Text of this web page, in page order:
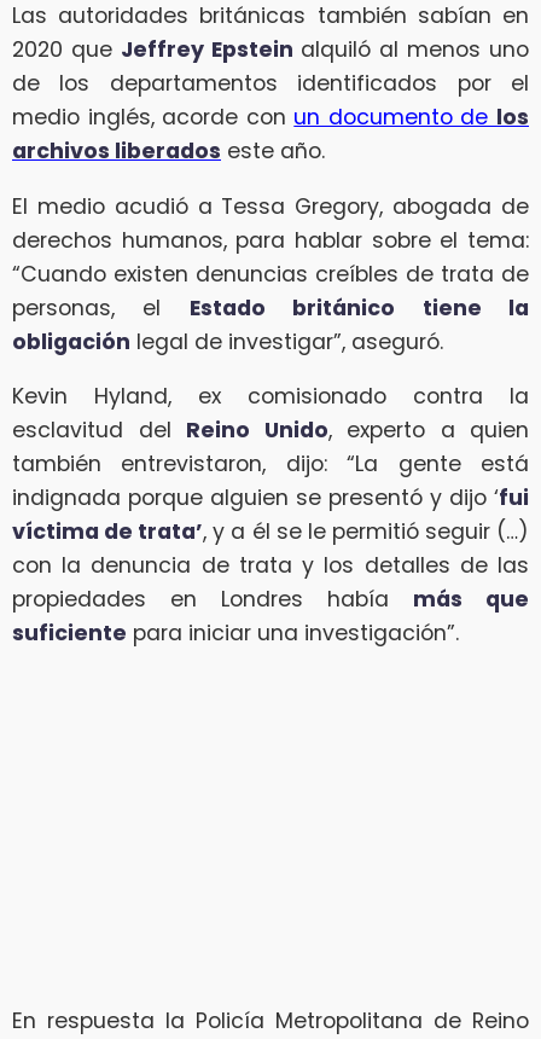
Las autoridades británicas también sabían en
2020 que Jeffrey Epstein alquiló al menos uno
de los departamentos identificados por el
medio inglés, acorde con un documento de los
archivos liberados este año.
El medio acudió a Tessa Gregory, abogada de
derechos humanos, para hablar sobre el tema:
“Cuando existen denuncias creíbles de trata de
personas, el Estado británico tiene la
obligación legal de investigar”, aseguró.
Kevin Hyland, ex comisionado contra la
esclavitud del Reino Unido, experto a quien
también entrevistaron, dijo: “La gente está
indignada porque alguien se presentó y dijo ‘fui
víctima de trata’, y a él se le permitió seguir (…)
con la denuncia de trata y los detalles de las
propiedades en Londres había más que
suficiente para iniciar una investigación”.
En respuesta la Policía Metropolitana de Reino